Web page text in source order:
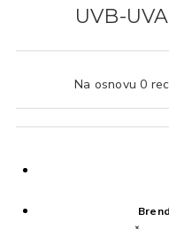
UVB-
Na osnovu 0